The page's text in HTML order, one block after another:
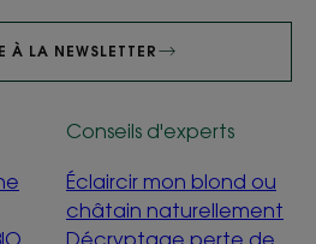
À LA NEWSLETTER
Conseils d'experts
Éclaircir mon blond ou
châtain naturellement
Décryptage perte de